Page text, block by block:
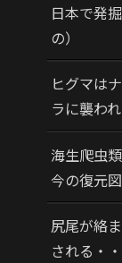
日本で発
の）
ヒグマは
ラに襲わ
海生爬虫
今の復元
尻尾が絡
される・・